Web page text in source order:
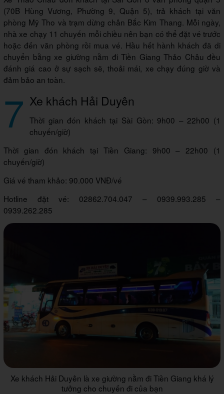
(70B Hùng Vương, Phường 9, Quận 5), trả khách tại văn
phòng Mỹ Tho và trạm dừng chân Bắc Kim Thang. Mỗi ngày,
nhà xe chạy 11 chuyến mỗi chiều nên bạn có thể đặt vé trước
hoặc đến văn phòng rồi mua vé. Hầu hết hành khách đã di
chuyển bằng xe giường nằm đi Tiền Giang Thảo Châu đều
đánh giá cao ở sự sạch sẽ, thoải mái, xe chạy đúng giờ và
đảm bảo an toàn.
7 Xe khách Hải Duyên
Thời gian đón khách tại Sài Gòn: 9h00 – 22h00 (1
chuyến/giờ)
Thời gian đón khách tại Tiền Giang: 9h00 – 22h00 (1
chuyến/giờ)
Giá vé tham khảo: 90.000 VNĐ/vé
Hotline đặt vé: 02862.704.047 – 0939.993.285 –
0939.262.285
Xe khách Hải Duyên là xe giường nằm đi Tiền Giang khá lý
tưởng cho chuyến đi của bạn